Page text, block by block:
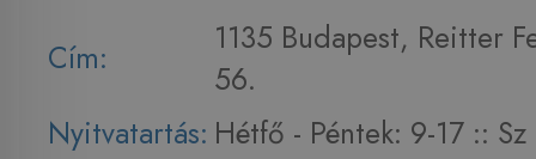
Cím:
1135 Budapest, Reitter
56.
Nyitvatartás: Hétfő - Péntek: 9-17 :: Sz